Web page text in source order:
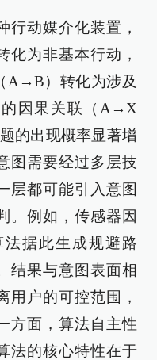
行动媒介化装置，
化为非基本行动，
A→B）转化为涉及
因果关联（A→X
的出现概率显著增
图需要经过多层技
层都可能引入意图
。例如，传感器因
据此生成规避路
结果与意图表面相
用户的可控范围，
方面，算法自主性
法的核心特性在于